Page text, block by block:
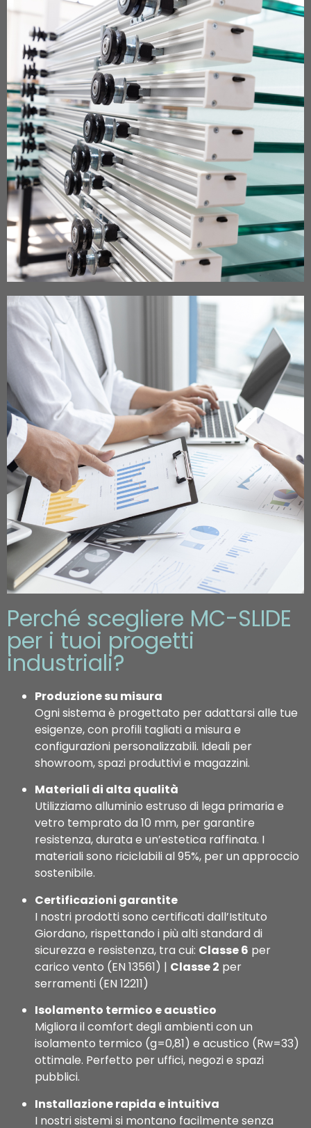
Perché scegliere MC-SLIDE
per i tuoi progetti
industriali?
Produzione su misura
Ogni sistema è progettato per adattarsi alle tue
esigenze, con profili tagliati a misura e
configurazioni personalizzabili. Ideali per
showroom, spazi produttivi e magazzini.
Materiali di alta qualità
Utilizziamo alluminio estruso di lega primaria e
vetro temprato da 10 mm, per garantire
resistenza, durata e un’estetica raffinata. I
materiali sono riciclabili al 95%, per un approccio
sostenibile.
Certificazioni garantite
I nostri prodotti sono certificati dall’Istituto
Giordano, rispettando i più alti standard di
sicurezza e resistenza, tra cui: Classe 6 per
carico vento (EN 13561) | Classe 2 per
serramenti (EN 12211)
Isolamento termico e acustico
Migliora il comfort degli ambienti con un
isolamento termico (g=0,81) e acustico (Rw=33)
ottimale. Perfetto per uffici, negozi e spazi
pubblici.
Installazione rapida e intuitiva
I nostri sistemi si montano facilmente senza